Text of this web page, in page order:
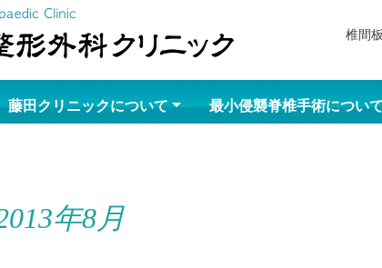
椎間
藤田クリニックについて 最小侵襲脊椎手術につい
年8月